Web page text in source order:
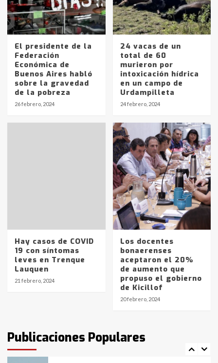
El presidente de la
Federación
Económica de
Buenos Aires habló
sobre la gravedad
de la pobreza
26 febrero, 2024
24 vacas de un
total de 60
murieron por
intoxicación hídrica
en un campo de
Urdampilleta
24 febrero, 2024
Hay casos de COVID
19 con síntomas
leves en Trenque
Lauquen
21 febrero, 2024
Los docentes
bonaerenses
aceptaron el 20%
de aumento que
propuso el gobierno
de Kicillof
20 febrero, 2024
Publicaciones Populares
Identidad de los adolescentes
pampeanos que fueron
en la mañana del lunes
Accidente en Ruta 5: falleció un
joven de Trenque Lauquen
Los precios de los combustibles en
La Pampa, desde YPF hasta Axion
entre 857 a 1338 pesos
La Bolsa de Cereales de Bahía
Blanca anticipa que Agosto vendrá
con lluvias y heladas, en gran parte
fueron detenidos por
comercialización de drogas en la
tarde del sábado